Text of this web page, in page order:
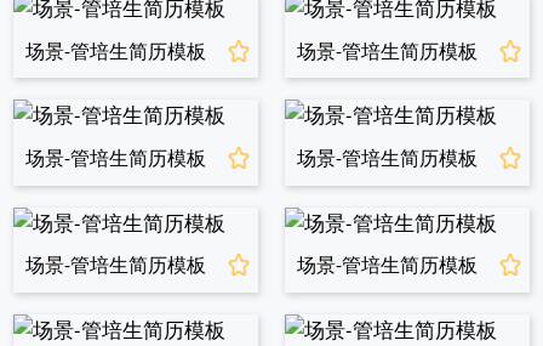
场景-管培生简历模板 场景-管培生简历模板
场景-管培生简历模板 场景-管培生简历模板
场景-管培生简历模板 场景-管培生简历模板